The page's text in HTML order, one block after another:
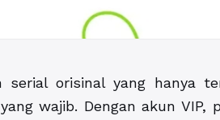
orisinal yang hanya
wajib. Dengan akun VIP,